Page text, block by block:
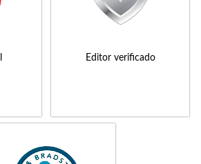
Editor verificado